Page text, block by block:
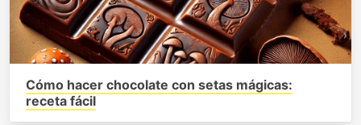
Cómo hacer chocolate con setas mágicas:
receta fácil